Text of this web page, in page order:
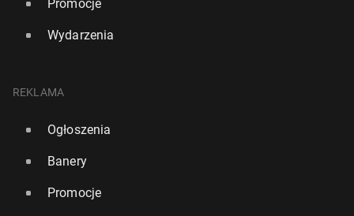
Promocje
Wydarzenia
REKLAMA
Ogłoszenia
Banery
Promocje